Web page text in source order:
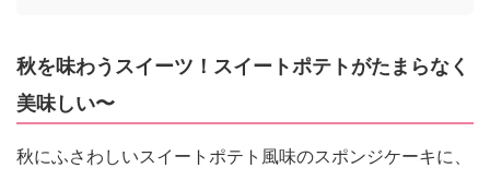
秋を味わうスイーツ！スイートポテトがたまらなく
美味しい〜
秋にふさわしいスイートポテト風味のスポンジケーキに、